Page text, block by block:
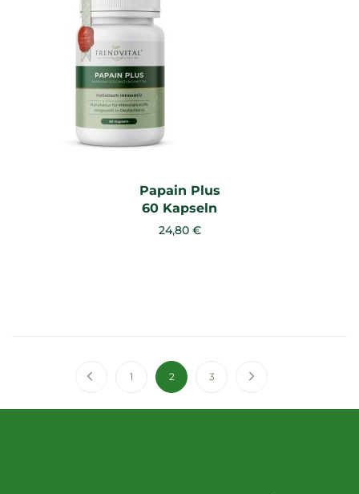
Papain Plus
60 Kapseln
24,80 €
ZurückSeite
1 Sie lesen gerade die Seite
2 Seite
3